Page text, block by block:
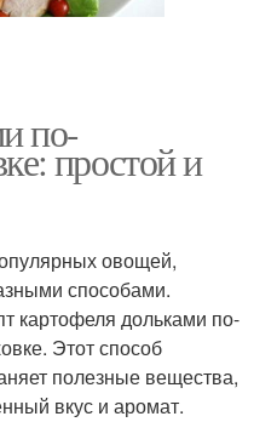
по-
простой и
овощей,
способами.
картофеля дольками по-
Этот способ
полезные вещества,
вкус и аромат.